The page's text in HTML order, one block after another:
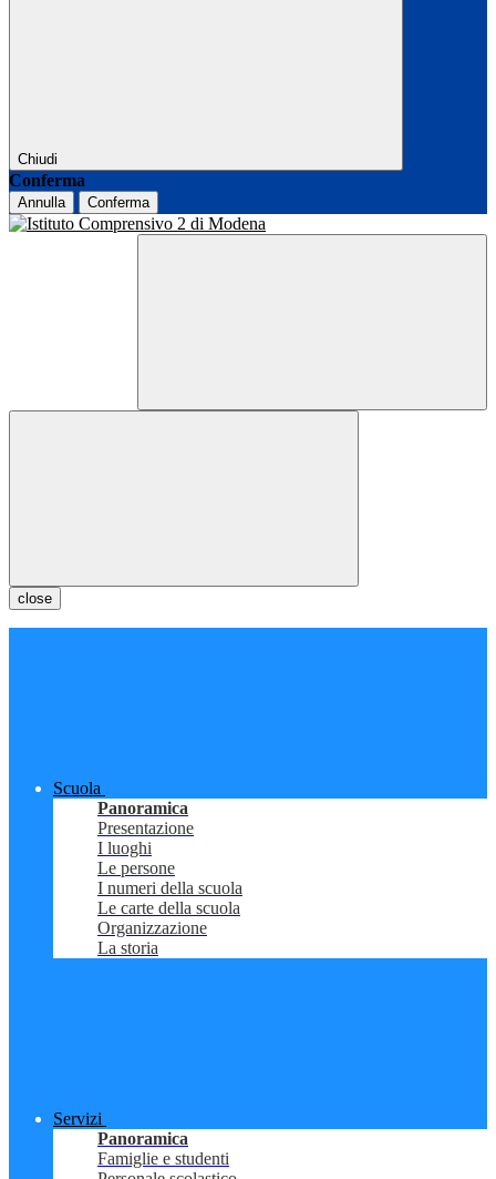
Chiudi
Conferma
Annulla Conferma
close
Scuola
Panoramica
Presentazione
I luoghi
Le persone
I numeri della scuola
Le carte della scuola
Organizzazione
La storia
Servizi
Panoramica
Famiglie e studenti